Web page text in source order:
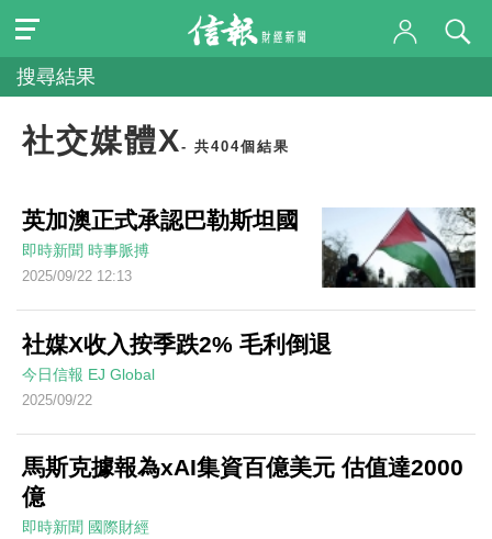
搜尋結果
社交媒體X- 共404個結果
英加澳正式承認巴勒斯坦國
即時新聞 時事脈搏
2025/09/22 12:13
社媒X收入按季跌2% 毛利倒退
今日信報 EJ Global
2025/09/22
馬斯克據報為xAI集資百億美元 估值達2000
億
即時新聞 國際財經